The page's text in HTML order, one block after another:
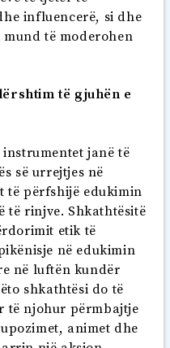
influencerë, si dhe
të moderohen
të gjuhën e
janë të
së urrejtjes në
përfshijë edukimin
të rinjve. Shkathtësitë
etik të
në edukimin
në luftën kundër
shkathtësi do të
të njohur përmbajtje
animet dhe